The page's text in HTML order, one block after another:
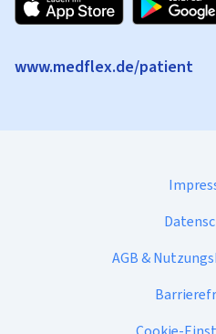
www.medflex.de/patient
AGB &